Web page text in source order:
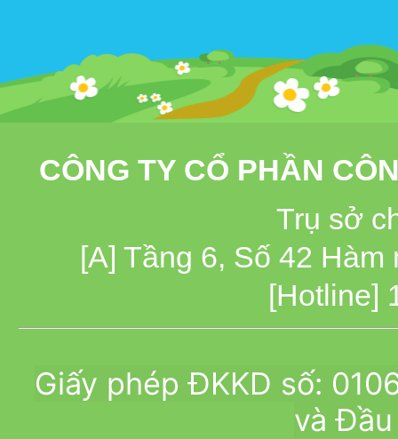
CÔNG TY CỔ PHẦN
Trụ sở
[A] Tầng 6, Số 42
[Hotline]
Giấy phép ĐKKD số:
và